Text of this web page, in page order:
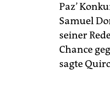
Paz’
Samuel
seiner
Chance
sagte